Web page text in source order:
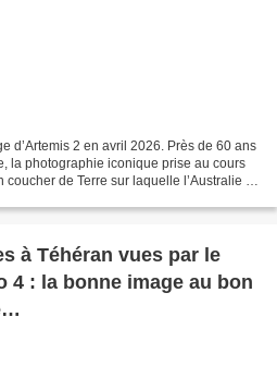
d’Artemis 2 en avril 2026. Près de 60 ans
la photographie iconique prise au cours
de Terre sur laquelle l’Australie et
à Téhéran vues par le
4 : la bonne image au bon